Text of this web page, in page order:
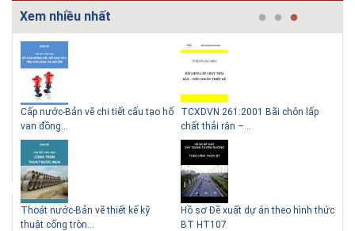
Những ngôi nhà một tầng ít
tiền vẫn đẹp
Lý do nên sử dụng gạch block
Xem nhiều nhất
Cấp nước-Bản vẽ chi tiết cấu tạo hố
van đồng...
Thoát nước-Bản vẽ thiết kế kỹ
thuật cống tròn...
TCXDVN 261:2001 Bãi chôn lấp
chất thải rắn –...
Hồ sơ Đề xuất dự án theo hình thức
BT HT107